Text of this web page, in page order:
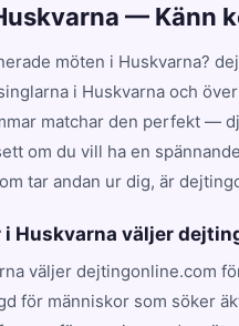
— Känn
möten i Huskvarna?
i Huskvarna och
matchar den perfekt —
om du vill ha en
tar andan ur dig, är
Huskvarna väljer
väljer dejtingonline.com
för människor som söker